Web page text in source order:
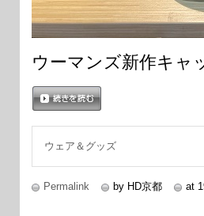
ウーマンズ新作キャ
ウェア＆グッズ
Permalink by HD京都 at